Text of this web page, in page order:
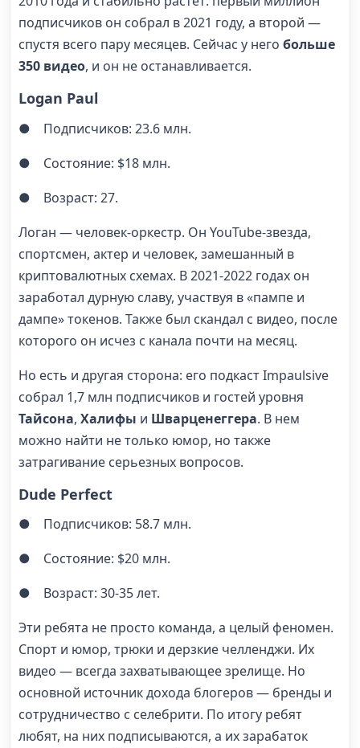
подписчиков он собрал в 2021 году, а второй —
спустя всего пару месяцев. Сейчас у него больше
350 видео, и он не останавливается.
Logan Paul
● Подписчиков: 23.6 млн.
● Состояние: $18 млн.
● Возраст: 27.
Логан — человек-оркестр. Он YouTube-звезда,
спортсмен, актер и человек, замешанный в
криптовалютных схемах. В 2021-2022 годах он
заработал дурную славу, участвуя в «пампе и
дампе» токенов. Также был скандал с видео, после
которого он исчез с канала почти на месяц.
Но есть и другая сторона: его подкаст Impaulsive
собрал 1,7 млн подписчиков и гостей уровня
Тайсона, Халифы и Шварценеггера. В нем
можно найти не только юмор, но также
затрагивание серьезных вопросов.
Dude Perfect
● Подписчиков: 58.7 млн.
● Состояние: $20 млн.
● Возраст: 30-35 лет.
Эти ребята не просто команда, а целый феномен.
Спорт и юмор, трюки и дерзкие челленджи. Их
видео — всегда захватывающее зрелище. Но
основной источник дохода блогеров — бренды и
сотрудничество с селебрити. По итогу ребят
любят, на них подписываются, а их зарабаток